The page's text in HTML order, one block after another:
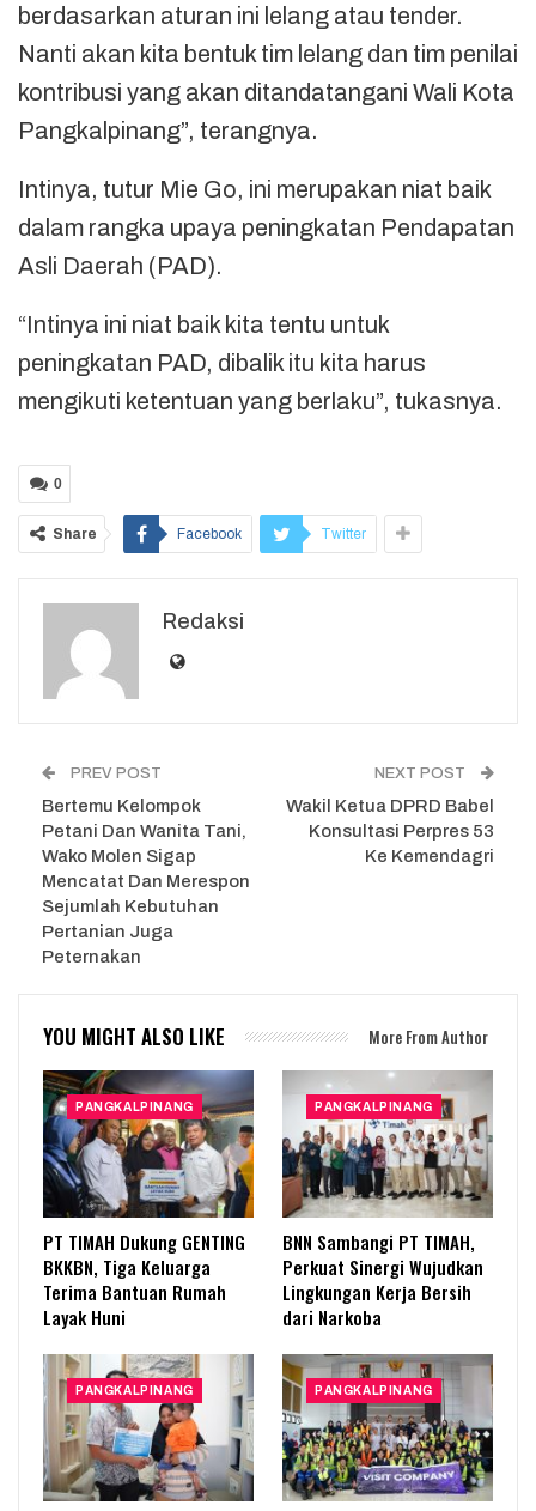
berdasarkan aturan ini lelang atau tender.
Nanti akan kita bentuk tim lelang dan tim penilai
kontribusi yang akan ditandatangani Wali Kota
Pangkalpinang”, terangnya.
Intinya, tutur Mie Go, ini merupakan niat baik
dalam rangka upaya peningkatan Pendapatan
Asli Daerah (PAD).
“Intinya ini niat baik kita tentu untuk
peningkatan PAD, dibalik itu kita harus
mengikuti ketentuan yang berlaku”, tukasnya.
0
Share Facebook Twitter
Redaksi
PREV POST
Bertemu Kelompok
Petani Dan Wanita Tani,
Wako Molen Sigap
Mencatat Dan Merespon
Sejumlah Kebutuhan
Pertanian Juga
Peternakan
NEXT POST
Wakil Ketua DPRD Babel
Konsultasi Perpres 53
Ke Kemendagri
YOU MIGHT ALSO LIKE More From Author
PANGKALPINANG
PT TIMAH Dukung GENTING
BKKBN, Tiga Keluarga
Terima Bantuan Rumah
Layak Huni
PANGKALPINANG
BNN Sambangi PT TIMAH,
Perkuat Sinergi Wujudkan
Lingkungan Kerja Bersih
dari Narkoba
PANGKALPINANG PANGKALPINANG